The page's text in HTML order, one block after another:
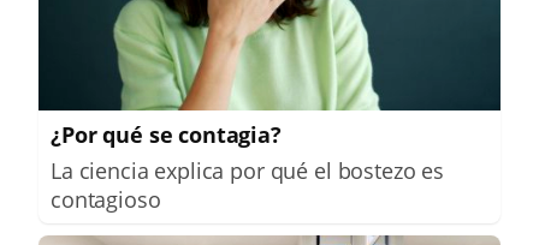
¿Por qué se contagia?
La ciencia explica por qué el bostezo es
contagioso